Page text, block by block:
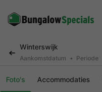
Winterswijk
Aankomstdatum Periode
Foto's Accommodaties